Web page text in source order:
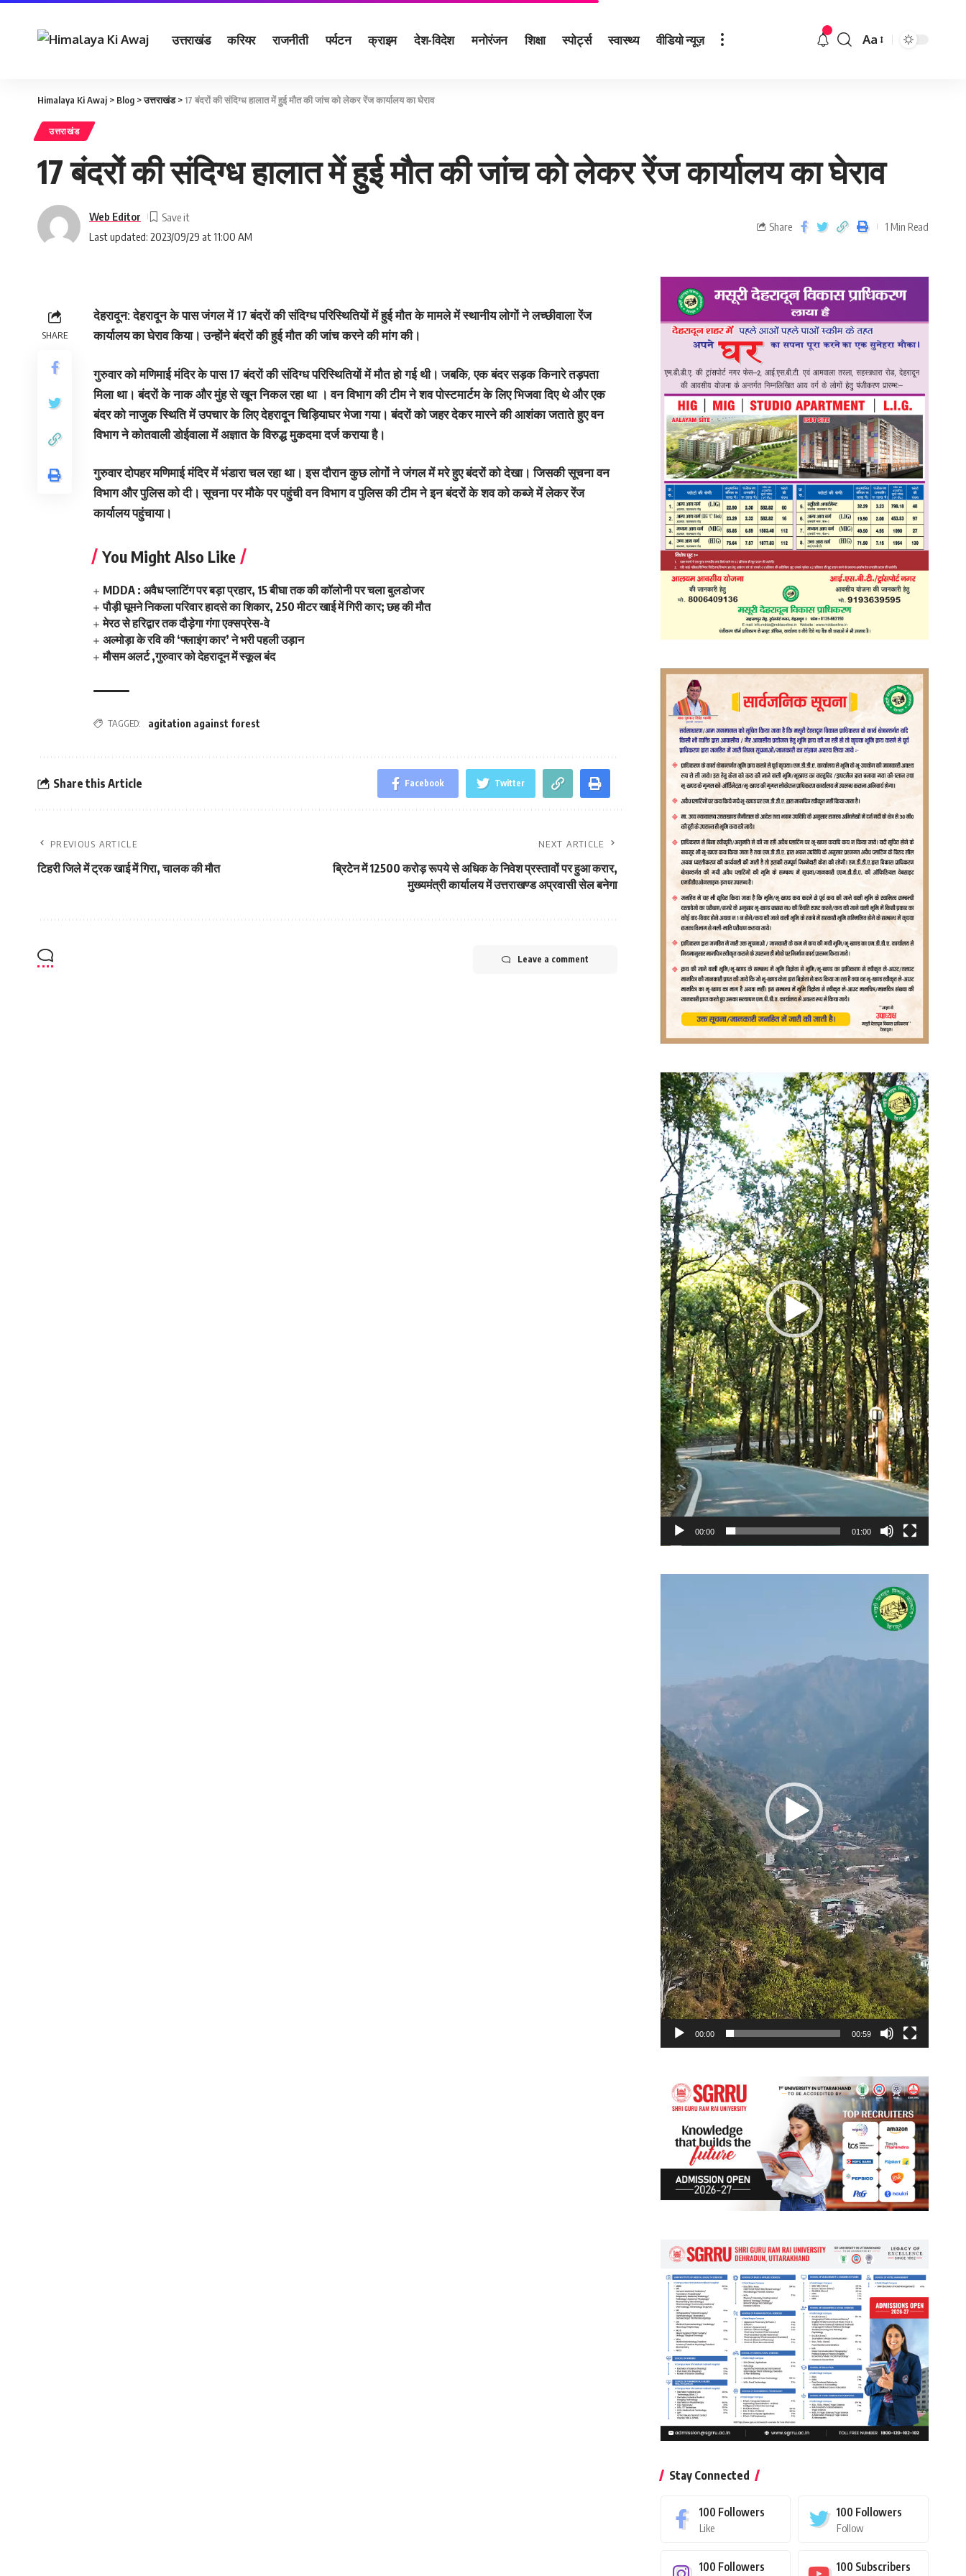
उत्तराखंड करियर राजनीती पर्यटन क्राइम देश-विदेश मनोरंजन शिक्षा स्पोर्ट्स स्वास्थ्य वीडियो न्यूज़ Aa
Himalaya Ki Awaj > Blog >उत्तराखंड>17 बंदरों की संदिग्‍ध हालात में हुुई मौत की जांच को लेकर रेंज कार्यालय का घेराव
उत्तराखंड
17 बंदरों की संदिग्‍ध हालात में हुुई मौत की जांच को लेकर रेंज कार्यालय का घेराव
Last updated: 2023/09/29 at 11:00 AM
Web Editor
Share 1 Min Read
SHARE
देहरादून: देहरादून के पास जंगल में 17 बंदरों की संदिग्ध परिस्थितियों में हुई मौत के मामले में स्थानीय लोगों ने लच्छीवाला रेंज
कार्यालय का घेराव किया। उन्होंने बंदरों की हुई मौत की जांच करने की मांग की।
गुरुवार को मणिमाई मंदिर के पास 17 बंदरों की संदिग्ध परिस्थितियों में मौत हो गई थी। जबकि, एक बंदर सड़क किनारे तड़पता
मिला था। बंदरों के नाक और मुंह से खून निकल रहा था । वन विभाग की टीम ने शव पोस्टमार्टम के लिए भिजवा दिए थे और एक
बंदर को नाजुक स्थिति में उपचार के लिए देहरादून चिड़ियाघर भेजा गया। बंदरों को जहर देकर मारने की आशंका जताते हुए वन
विभाग ने कोतवाली डोईवाला में अज्ञात के विरुद्ध मुकदमा दर्ज कराया है।
गुरुवार दोपहर मणिमाई मंदिर में भंडारा चल रहा था। इस दौरान कुछ लोगों ने जंगल में मरे हुए बंदरों को देखा। जिसकी सूचना वन
विभाग और पुलिस को दी। सूचना पर मौके पर पहुंची वन विभाग व पुलिस की टीम ने इन बंदरों के शव को कब्जे में लेकर रेंज
कार्यालय पहुंचाया।
You Might Also Like
MDDA : अवैध प्लाटिंग पर बड़ा प्रहार, 15 बीघा तक की कॉलोनी पर चला बुलडोजर
पौड़ी घूमने निकला परिवार हादसे का शिकार, 250 मीटर खाई में गिरी कार; छह की मौत
मेरठ से हरिद्वार तक दौड़ेगा गंगा एक्सप्रेस-वे
अल्मोड़ा के रवि की ‘फ्लाइंग कार’ ने भरी पहली उड़ान
मौसम अलर्ट ,गुरुवार को देहरादून में स्कूल बंद
TAGGED: agitation against forest
Share this Article Facebook Twitter
PREVIOUS ARTICLE
टिहरी जिले में ट्रक खाई में गिरा, चालक की मौत
NEXT ARTICLE
ब्रिटेेन में 12500 करोड़ रूपये से अधिक के निवेश प्रस्तावों पर हुआ करार,
मुख्यमंत्री कार्यालय में उत्तराखण्ड अप्रवासी सेल बनेगा
Leave a comment
Video
Player
00:00 01:00
00:00 00:59
Stay Connected
100 Followers
Like
100 Followers
Follow
100 Followers 100 Subscribers